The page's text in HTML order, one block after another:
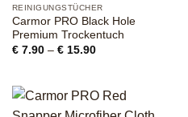
REINIGUNGSTÜCHER
Carmor PRO Black Hole
Premium Trockentuch
€7.90 – €15.90Preisspanne: